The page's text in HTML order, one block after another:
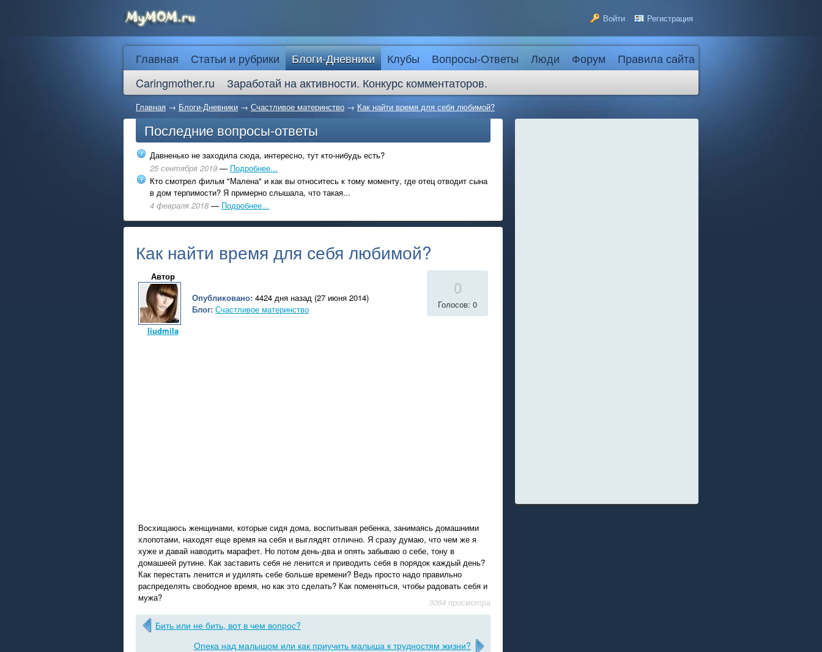
Войти Регистрация
Главная Статьи и рубрики Блоги-Дневники Клубы Вопросы-Ответы Люди Форум
Правила сайта
Caringmother.ru
Заработай на активности. Конкурс комментаторов.
Главная → Блоги-Дневники → Счастливое материнство → Как найти время для себя любимой?
Последние вопросы-ответы
Давненько не заходила сюда, интересно, тут кто-нибудь есть?
25 сентября 2019 — Подробнее...
Кто смотрел фильм "Малена" и как вы относитесь к тому моменту, где отец отводит сына
в дом терпимости? Я примерно слышала, что такая...
4 февраля 2018 — Подробнее...
Как найти время для себя любимой?
Автор
liudmila
Опубликовано: 4424 дня назад (27 июня 2014)
Блог: Счастливое материнство
0
Голосов: 0
Восхищаюсь женщинами, которые сидя дома, воспитывая ребенка, занимаясь домашними
хлопотами, находят еще время на себя и выглядят отлично. Я сразу думаю, что чем же я
хуже и давай наводить марафет. Но потом день-два и опять забываю о себе, тону в
домашеей рутине. Как заставить себя не ленится и приводить себя в порядок каждый день?
Как перестать ленится и удилять себе больше времени? Ведь просто надо правильно
распределять свободное время, но как это сделать? Как поменяться, чтобы радовать себя и
мужа?
3064 просмотра
Бить или не бить, вот в чем вопрос?
Опека над малышом или как приучить малыша к трудностям жизни?